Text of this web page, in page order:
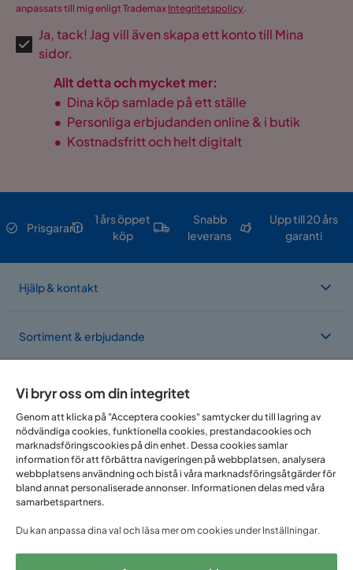
anpassats till mig enligt Trademax Integritetspolicy.
Ja, tack! Jag vill även skapa ett konto till Mina
sidor.
Allt detta och mycket mer:
• Dina köp samlade på ett ställe
• Personliga erbjudanden online & i butik
• Kostnadsfritt och helt digitalt
Prisgaranti
1 års öppet
köp
Snabb
leverans
Upp till 20 års
garanti
Hjälp & kontakt
Sortiment & erbjudande
Vi finns i flera länder
Vi bryr oss om din integritet
Genom att klicka på "Acceptera cookies" samtycker du till lagring av
nödvändiga cookies, funktionella cookies, prestandacookies och
marknadsföringscookies på din enhet. Dessa cookies samlar
information för att förbättra navigeringen på webbplatsen, analysera
webbplatsens användning och bistå i våra marknadsföringsåtgärder för
bland annat personaliserade annonser. Informationen delas med våra
samarbetspartners.
Du kan anpassa dina val och läsa mer om cookies under Inställningar.